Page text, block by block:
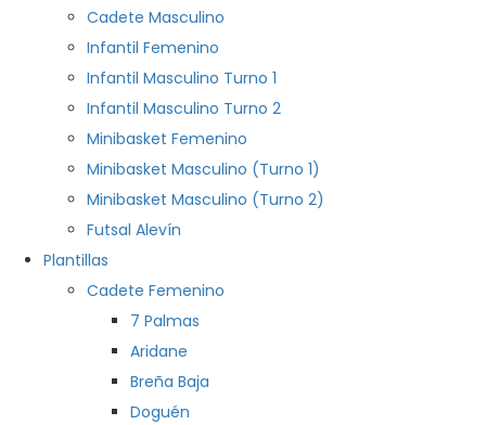
Cadete Masculino
Infantil Femenino
Infantil Masculino Turno 1
Infantil Masculino Turno 2
Minibasket Femenino
Minibasket Masculino (Turno 1)
Minibasket Masculino (Turno 2)
Futsal Alevín
Plantillas
Cadete Femenino
7 Palmas
Aridane
Breña Baja
Doguén